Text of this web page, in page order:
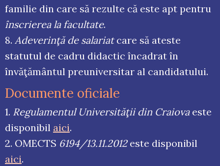
familie din care să rezulte că este apt pentru
înscrierea la facultate.
8. Adeverinţă de salariatcare să ateste
statutul de cadru didactic încadrat în
învăţământul preuniversitar al candidatului.
Documente oficiale
1. Regulamentul Universităţii din Craiovaeste
disponibil aici.
2. OMECTS 6194/13.11.2012este disponibil
aici.